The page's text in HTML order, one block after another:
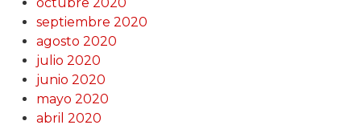
octubre 2020
septiembre 2020
agosto 2020
julio 2020
junio 2020
mayo 2020
abril 2020